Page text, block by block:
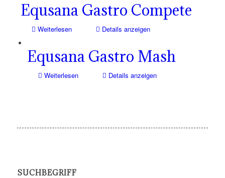
Equsana Gastro Compete
Weiterlesen Details anzeigen
Equsana Gastro Mash
Weiterlesen Details anzeigen
SUCHBEGRIFF